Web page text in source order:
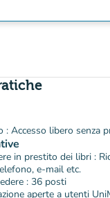
: Accesso libero senza
in prestito dei libri :
e-mail etc.
: 36 posti
aperte a utenti